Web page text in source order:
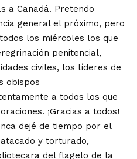
a Canadá. Pretendo
general el próximo, pero
los miércoles los que
penitencial,
civiles, los líderes de
obispos
a todos los que
¡Gracias a todos!
dejé de tiempo por el
y torturado,
del flagelo de la